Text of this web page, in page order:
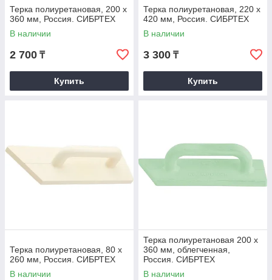
Терка полиуретановая, 200 х
360 мм, Россия. СИБРТЕХ
В наличии
2 700 ₸
Купить
Терка полиуретановая, 220 х
420 мм, Россия. СИБРТЕХ
В наличии
3 300 ₸
Купить
Терка полиуретановая, 80 х
260 мм, Россия. СИБРТЕХ
В наличии
Терка полиуретановая 200 х
360 мм, облегченная,
Россия. СИБРТЕХ
В наличии